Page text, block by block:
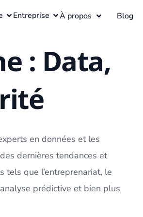
Entreprise À propos Blog
: Data,
en données et les
dernières tendances et
tels que l’entreprenariat, le
analyse prédictive et bien plus